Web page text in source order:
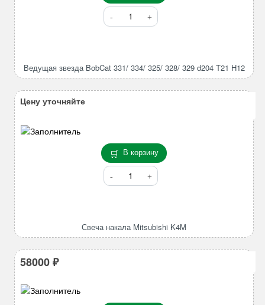
Количество
товара
331/
T21
H12
Ведущая звезда BobCat 331/ 334/ 325/ 328/ 329 d204 T21 H12
В корзину
Количество
товара
K4M
Свеча накала Mitsubishi K4M
Цену уточняйте
58000₽